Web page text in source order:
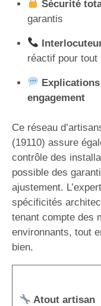
Sécurité
garantis
réactif pour tout
engagement
Ce réseau
(19110) assure
contrôle des
possible des
ajustement.
spécificités
tenant compte des
environnants, tout
bien.
Atout artisan